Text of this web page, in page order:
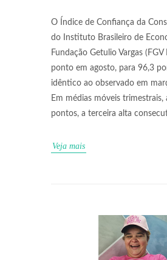
O Índice de Confiança da
do Instituto Brasileiro de
Fundação Getulio Vargas
ponto em agosto, para 96,3
idêntico ao observado em
Em médias móveis trimestrais,
pontos, a terceira alta
Veja mais